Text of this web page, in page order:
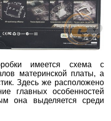
имеется схема с
материнской платы, а
Здесь же расположено
главных особенностей
она выделяется среди